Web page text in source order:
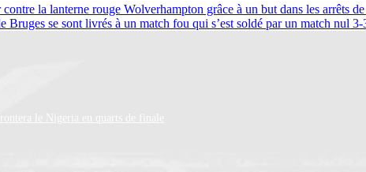
la lanterne rouge Wolverhampton grâce à un but dans les arrêts
se sont livrés à un match fou qui s’est soldé par un match nul
le Nigeria en quarts de finale